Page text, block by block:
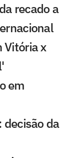
recado a
Vitória x
em
da